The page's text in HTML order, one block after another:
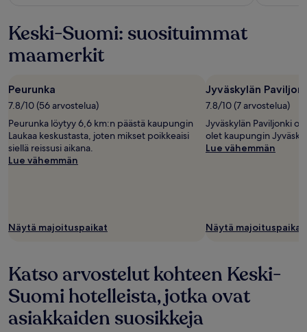
Keski-Suomi: suosituimmat
maamerkit
Peurunka
7.8/10 (56 arvostelua)
Peurunka löytyy 6,6 km:n päästä kaupungin
Laukaa keskustasta, joten mikset poikkeaisi
siellä reissusi aikana.
Lue vähemmän
Näytä majoituspaikat
Jyväskylän
7.8/10 (7 arvostelua)
Jyväskylän Paviljonki
olet kaupungin
Lue vähemmän
Näytä majoituspaikat
Katso arvostelut kohteen Keski-
Suomi hotelleista, jotka ovat
asiakkaiden suosikkeja